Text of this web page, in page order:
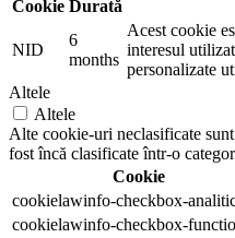
Cookie Durată
NID
6
months
Acest cookie
interesul
personalizate
Altele
Altele
Alte cookie-uri neclasificate
fost încă clasificate într-o
Cookie
cookielawinfo-checkbox-
cookielawinfo-checkbox-